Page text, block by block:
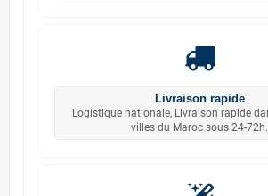
Livraison rapide
Logistique nationale, Livraison rapide
villes du Maroc sous 24-72h.